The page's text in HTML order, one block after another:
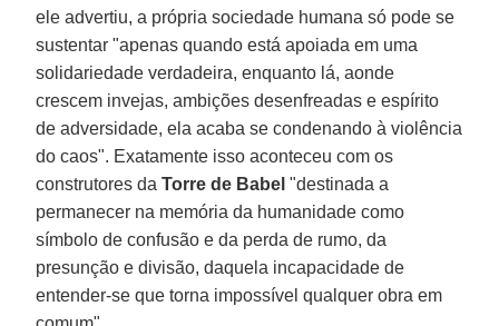
ele advertiu, a própria sociedade humana só pode se
sustentar "apenas quando está apoiada em uma
solidariedade verdadeira, enquanto lá, aonde
crescem invejas, ambições desenfreadas e espírito
de adversidade, ela acaba se condenando à violência
do caos". Exatamente isso aconteceu com os
construtores daTorre de Babel "destinada a
permanecer na memória da humanidade como
símbolo de confusão e da perda de rumo, da
presunção e divisão, daquela incapacidade de
entender-se que torna impossível qualquer obra em